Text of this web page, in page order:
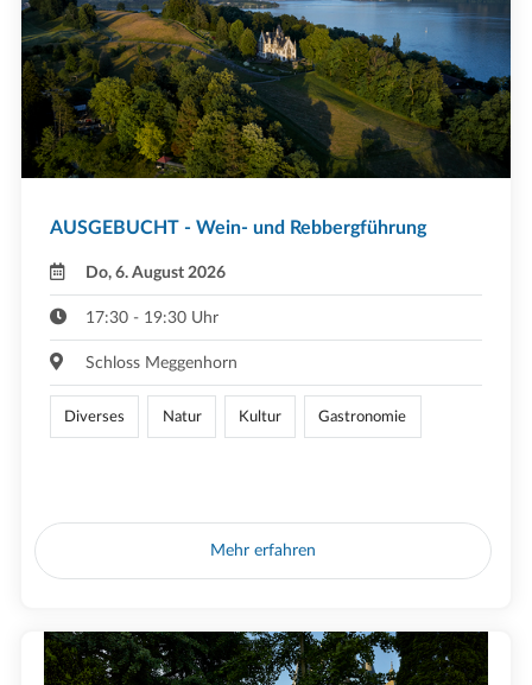
AUSGEBUCHT - Wein- und Rebbergführung
Do, 6. August 2026
17:30 - 19:30 Uhr
Schloss Meggenhorn
Diverses Natur Kultur Gastronomie
Mehr erfahren